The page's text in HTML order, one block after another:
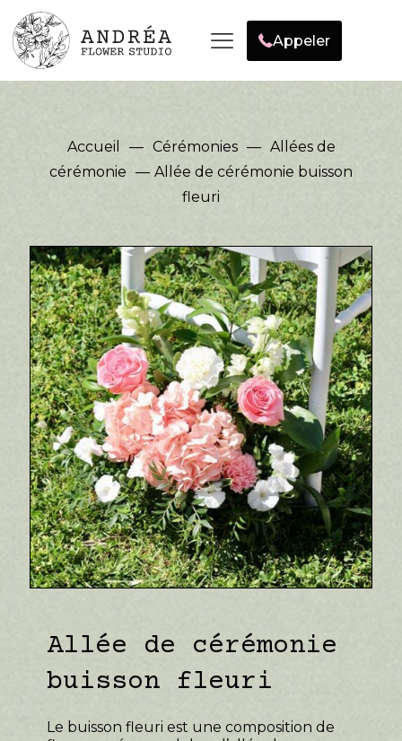
Appeler
Accueil — Cérémonies — Allées de
cérémonie — Allée de cérémonie buisson
fleuri
Allée de cérémonie
buisson fleuri
Le buisson fleuri est une composition de